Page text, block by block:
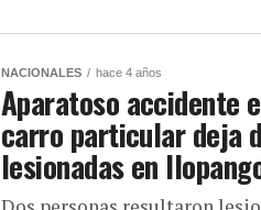
NACIONALES hace 4 años
Aparatoso accidente
carro particular deja
lesionadas en